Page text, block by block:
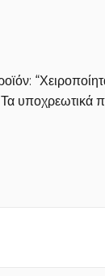
Τα υποχρεωτικά